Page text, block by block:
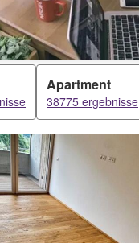
Apartment
38775 ergebnisse